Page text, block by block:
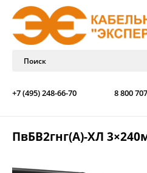
+7 (495) 248-66-70 8 800
ПвБВ2гнг(А)-ХЛ